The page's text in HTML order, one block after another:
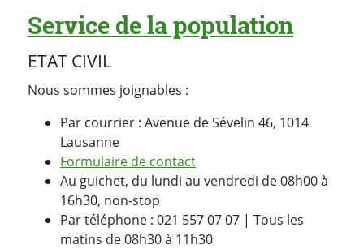
Service de la population
ETAT CIVIL
Nous sommes joignables :
Par courrier : Avenue de Sévelin 46, 1014
Lausanne
Formulaire de contact
Au guichet, du lundi au vendredi de 08h00 à
16h30, non-stop
Par téléphone : 021 557 07 07 | Tous les
matins de 08h30 à 11h30